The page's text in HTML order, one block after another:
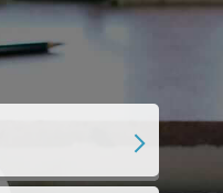
2020年5月
2020年2月